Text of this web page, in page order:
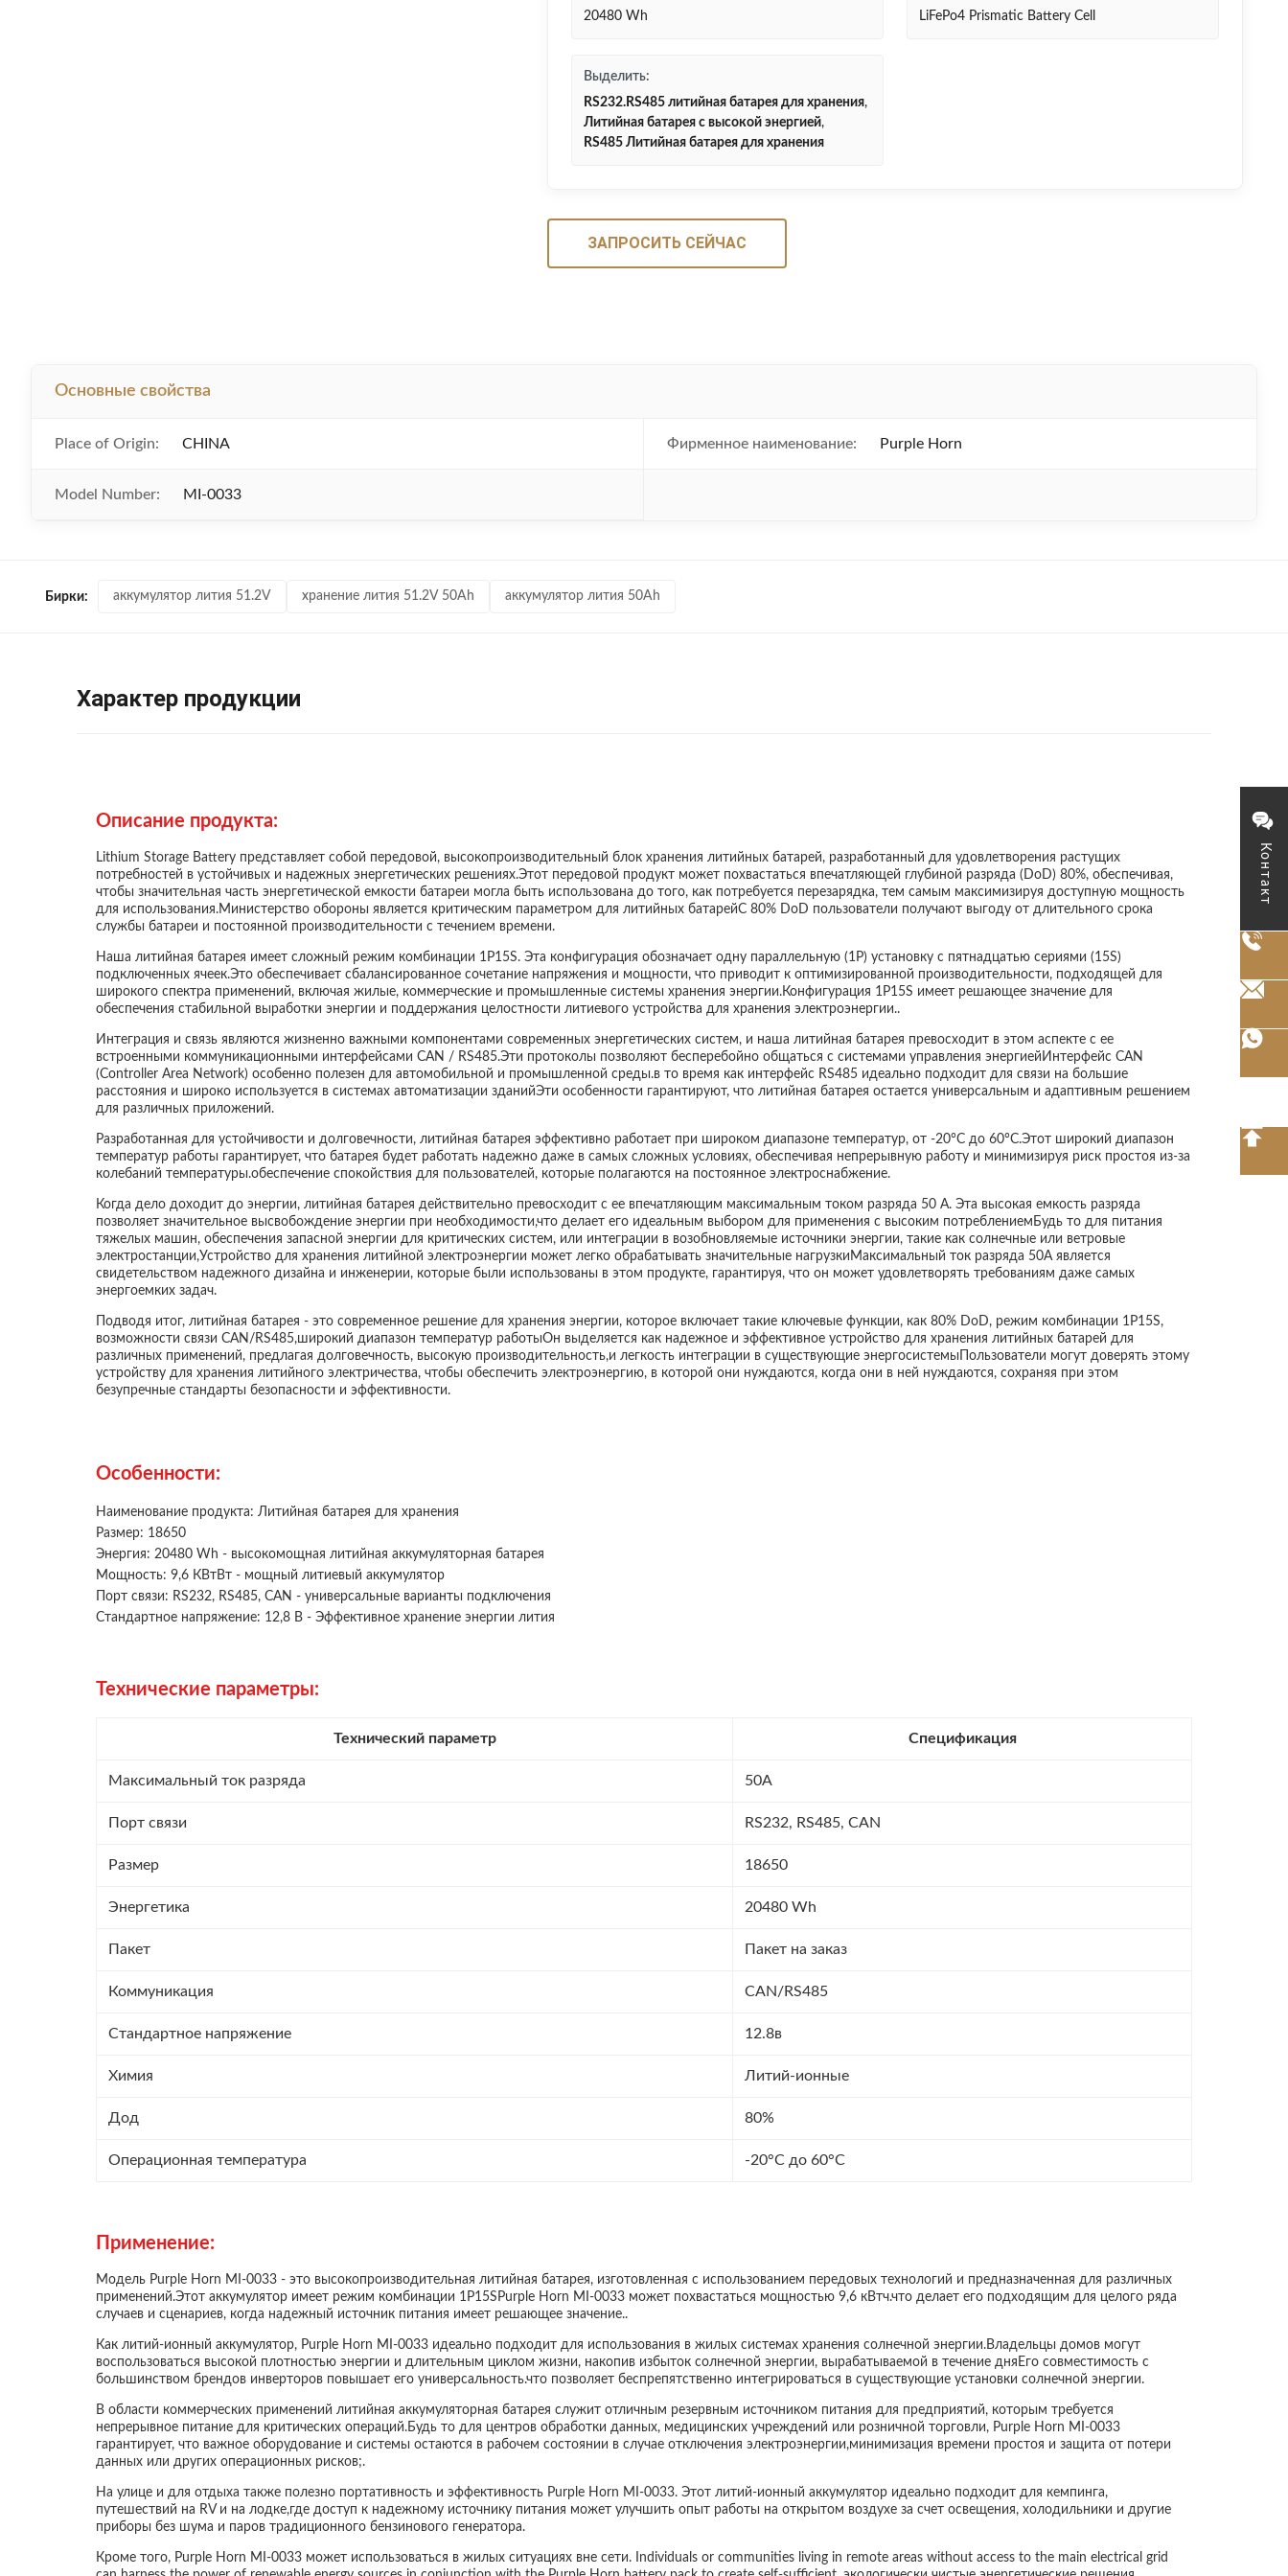
Контакт
20480 Wh LiFePo4 Prismatic Battery Cell
Выделить:
RS232.RS485 литийная батарея для хранения,
Литийная батарея с высокой энергией,
RS485 Литийная батарея для хранения
ЗАПРОСИТЬ СЕЙЧАС
Основные свойства
Place of Origin: CHINA Фирменное наименование: Purple Horn
Model Number: MI-0033
Бирки: аккумулятор лития 51.2V хранение лития 51.2V 50Ah аккумулятор лития 50Ah
Характер продукции
Описание продукта:
Lithium Storage Battery представляет собой передовой, высокопроизводительный блок хранения литийных батарей, разработанный для удовлетворения растущих
потребностей в устойчивых и надежных энергетических решениях.Этот передовой продукт может похвастаться впечатляющей глубиной разряда (DoD) 80%, обеспечивая,
чтобы значительная часть энергетической емкости батареи могла быть использована до того, как потребуется перезарядка, тем самым максимизируя доступную мощность
для использования.Министерство обороны является критическим параметром для литийных батарейС 80% DoD пользователи получают выгоду от длительного срока
службы батареи и постоянной производительности с течением времени.
Наша литийная батарея имеет сложный режим комбинации 1P15S. Эта конфигурация обозначает одну параллельную (1P) установку с пятнадцатью сериями (15S)
подключенных ячеек.Это обеспечивает сбалансированное сочетание напряжения и мощности, что приводит к оптимизированной производительности, подходящей для
широкого спектра применений, включая жилые, коммерческие и промышленные системы хранения энергии.Конфигурация 1P15S имеет решающее значение для
обеспечения стабильной выработки энергии и поддержания целостности литиевого устройства для хранения электроэнергии..
Интеграция и связь являются жизненно важными компонентами современных энергетических систем, и наша литийная батарея превосходит в этом аспекте с ее
встроенными коммуникационными интерфейсами CAN / RS485.Эти протоколы позволяют бесперебойно общаться с системами управления энергиейИнтерфейс CAN
(Controller Area Network) особенно полезен для автомобильной и промышленной среды.в то время как интерфейс RS485 идеально подходит для связи на большие
расстояния и широко используется в системах автоматизации зданийЭти особенности гарантируют, что литийная батарея остается универсальным и адаптивным решением
для различных приложений.
Разработанная для устойчивости и долговечности, литийная батарея эффективно работает при широком диапазоне температур, от -20°C до 60°C.Этот широкий диапазон
температур работы гарантирует, что батарея будет работать надежно даже в самых сложных условиях, обеспечивая непрерывную работу и минимизируя риск простоя из-за
колебаний температуры.обеспечение спокойствия для пользователей, которые полагаются на постоянное электроснабжение.
Когда дело доходит до энергии, литийная батарея действительно превосходит с ее впечатляющим максимальным током разряда 50 А. Эта высокая емкость разряда
позволяет значительное высвобождение энергии при необходимости,что делает его идеальным выбором для применения с высоким потреблениемБудь то для питания
тяжелых машин, обеспечения запасной энергии для критических систем, или интеграции в возобновляемые источники энергии, такие как солнечные или ветровые
электростанции,Устройство для хранения литийной электроэнергии может легко обрабатывать значительные нагрузкиМаксимальный ток разряда 50А является
свидетельством надежного дизайна и инженерии, которые были использованы в этом продукте, гарантируя, что он может удовлетворять требованиям даже самых
энергоемких задач.
Подводя итог, литийная батарея - это современное решение для хранения энергии, которое включает такие ключевые функции, как 80% DoD, режим комбинации 1P15S,
возможности связи CAN/RS485,широкий диапазон температур работыОн выделяется как надежное и эффективное устройство для хранения литийных батарей для
различных применений, предлагая долговечность, высокую производительность,и легкость интеграции в существующие энергосистемыПользователи могут доверять этому
устройству для хранения литийного электричества, чтобы обеспечить электроэнергию, в которой они нуждаются, когда они в ней нуждаются, сохраняя при этом
безупречные стандарты безопасности и эффективности.
Особенности:
Наименование продукта: Литийная батарея для хранения
Размер: 18650
Энергия: 20480 Wh - высокомощная литийная аккумуляторная батарея
Мощность: 9,6 КВтВт - мощный литиевый аккумулятор
Порт связи: RS232, RS485, CAN - универсальные варианты подключения
Стандартное напряжение: 12,8 В - Эффективное хранение энергии лития
Технические параметры:
Технический параметр Спецификация
Максимальный ток разряда 50А
Порт связи RS232, RS485, CAN
Размер 18650
Энергетика 20480 Wh
Пакет Пакет на заказ
Коммуникация CAN/RS485
Стандартное напряжение 12.8в
Химия Литий-ионные
Дод 80%
Операционная температура -20°C до 60°C
Применение:
Модель Purple Horn MI-0033 - это высокопроизводительная литийная батарея, изготовленная с использованием передовых технологий и предназначенная для различных
применений.Этот аккумулятор имеет режим комбинации 1P15SPurple Horn MI-0033 может похвастаться мощностью 9,6 кВтч.что делает его подходящим для целого ряда
случаев и сценариев, когда надежный источник питания имеет решающее значение..
Как литий-ионный аккумулятор, Purple Horn MI-0033 идеально подходит для использования в жилых системах хранения солнечной энергии.Владельцы домов могут
воспользоваться высокой плотностью энергии и длительным циклом жизни, накопив избыток солнечной энергии, вырабатываемой в течение дняЕго совместимость с
большинством брендов инверторов повышает его универсальность.что позволяет беспрепятственно интегрироваться в существующие установки солнечной энергии.
В области коммерческих применений литийная аккумуляторная батарея служит отличным резервным источником питания для предприятий, которым требуется
непрерывное питание для критических операций.Будь то для центров обработки данных, медицинских учреждений или розничной торговли, Purple Horn MI-0033
гарантирует, что важное оборудование и системы остаются в рабочем состоянии в случае отключения электроэнергии,минимизация времени простоя и защита от потери
данных или других операционных рисков;.
На улице и для отдыха также полезно портативность и эффективность Purple Horn MI-0033. Этот литий-ионный аккумулятор идеально подходит для кемпинга,
путешествий на RV и на лодке,где доступ к надежному источнику питания может улучшить опыт работы на открытом воздухе за счет освещения, холодильники и другие
приборы без шума и паров традиционного бензинового генератора.
Кроме того, Purple Horn MI-0033 может использоваться в жилых ситуациях вне сети. Individuals or communities living in remote areas without access to the main electrical grid